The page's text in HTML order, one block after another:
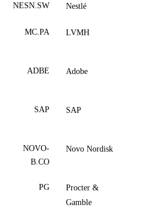
NESN.SW Nestlé
MC.PA LVMH
ADBE Adobe
SAP SAP
NOVO-
B.CO
Novo Nordisk
PG
Procter &
Gamble